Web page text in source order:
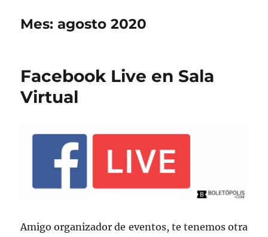
Mes:agosto 2020
Facebook Live en Sala
Virtual
Amigo organizador de eventos, te tenemos otra